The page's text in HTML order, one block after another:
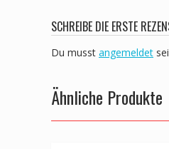
SCHREIBE DIE ERSTE
Du musst angemeldet
Ähnliche Produkte